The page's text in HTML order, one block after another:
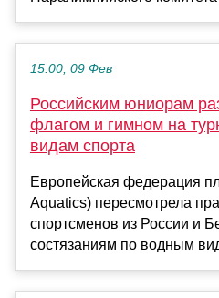
15:00, 09 Фев
Российским юниорам
флагом и гимном на
видам спорта
Европейская федерация
Aquatics) пересмотрела
спортсменов из России и
состязаниям по водным